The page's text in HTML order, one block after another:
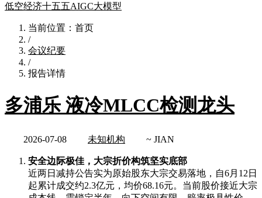
低空经济十五五AIGC大模型
当前位置：首页
/
会议纪要
/
报告详情
多浦乐 液冷MLCC检测龙头
2026-07-08 未知机构 ~ JIAN
安全边际极佳，大宗折价构筑坚实底部
近两日减持公告实为原始股东大宗交易落地，自6月12日
起累计成交约2.3亿元，均价68.16元。当前股价接近大宗